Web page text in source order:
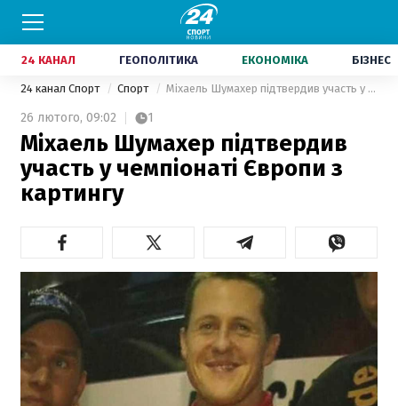
24 КАНАЛ ГЕОПОЛІТИКА ЕКОНОМІКА БІЗНЕС
24 канал Спорт Спорт Міхаель Шумахер підтвердив участь у чемпіонаті Європи з картингу
26 лютого, 09:02 1
Міхаель Шумахер підтвердив
участь у чемпіонаті Європи з
картингу